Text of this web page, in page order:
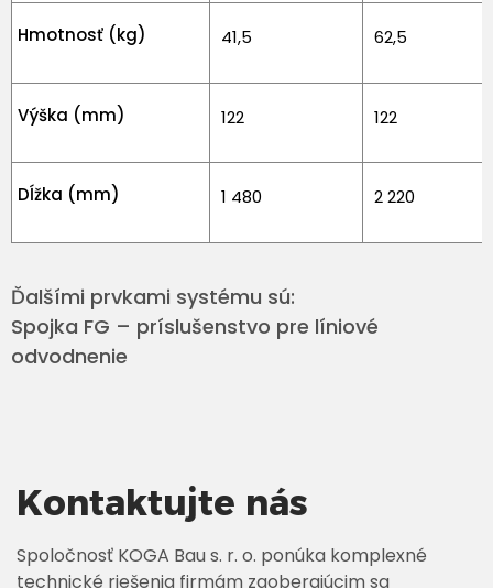
Hmotnosť (kg) 41,5 62,5
Výška (mm) 122 122
Dĺžka (mm) 1 480 2 220
Ďalšími prvkami systému sú:
Spojka FG – príslušenstvo pre líniové
odvodnenie
Kontaktujte nás
Spoločnosť KOGA Bau s. r. o. ponúka komplexné
technické riešenia firmám zaoberajúcim sa